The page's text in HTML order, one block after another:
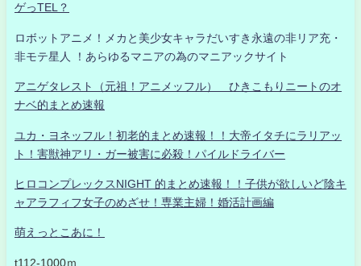
ゲっTEL？
ロボットアニメ！メカと美少女キャラだいすき永遠の非リア充・
非モテ星人 ！あらゆるマニアの為のマニアックサイト
アニゲタレスト（元祖！アニメッフル） ひきこもりニートのオ
ナベ的まとめ速報
ユカ・ヨネッフル！初老的まとめ速報！！大帝イタチにラリアッ
ト！害獣神アリ・ガー被害に必殺！パイルドライバー
ヒロコンプレックスNIGHT 的まとめ速報！！子供が欲しいど陰キ
ャアラフィフ女子のめざせ！専業主婦！婚活計画編
萌えっとこあに！
t112-1000ｍ